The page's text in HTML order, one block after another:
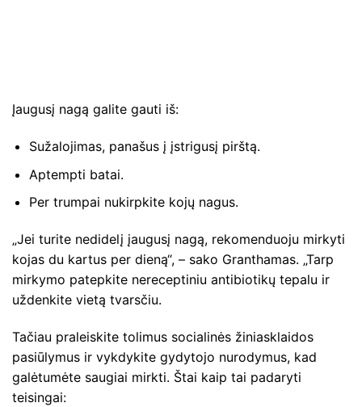
Įaugusį nagą galite gauti iš:
Sužalojimas, panašus į įstrigusį pirštą.
Aptempti batai.
Per trumpai nukirpkite kojų nagus.
„Jei turite nedidelį įaugusį nagą, rekomenduoju mirkyti
kojas du kartus per dieną“, – sako Granthamas. „Tarp
mirkymo patepkite nereceptiniu antibiotikų tepalu ir
uždenkite vietą tvarsčiu.
Tačiau praleiskite tolimus socialinės žiniasklaidos
pasiūlymus ir vykdykite gydytojo nurodymus, kad
galėtumėte saugiai mirkti. Štai kaip tai padaryti
teisingai: